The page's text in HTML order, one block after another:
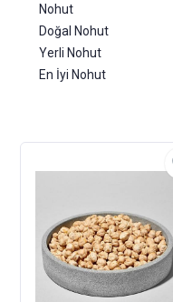
Nohut
Doğal Nohut
Yerli Nohut
En İyi Nohut